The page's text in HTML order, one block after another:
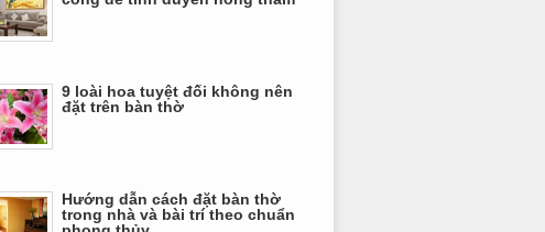
9 loài hoa tuyệt đối không nên
đặt trên bàn thờ
Hướng dẫn cách đặt bàn thờ
trong nhà và bài trí theo chuẩn